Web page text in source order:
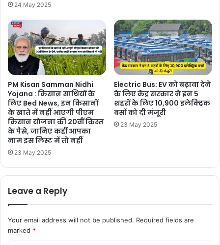
24 May 2025
PM Kisan Samman Nidhi
Yojana : किसान साथियों के
लिए Bed News, इन किसानों
के खाते में नहीं आएगी पीएम
किसान योजना की 20वीं किस्त
के पैसे, जानिए कहीं आपका
नाम इस लिस्ट में तो नहीं
23 May 2025
Electric Bus: EV को बढ़ावा देने
के लिए केंद्र सरकार ने इन 5
शहरों के लिए 10,900 इलेक्ट्रिक
बसों को दी मंजूरी
23 May 2025
Leave a Reply
Your email address will not be published. Required fields are
marked *